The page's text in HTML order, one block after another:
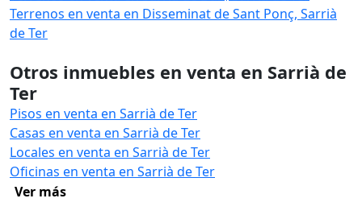
Terrenos en venta en Disseminat de Sant Ponç, Sarrià
de Ter
Otros inmuebles en venta en Sarrià de
Ter
Pisos en venta en Sarrià de Ter
Casas en venta en Sarrià de Ter
Locales en venta en Sarrià de Ter
Oficinas en venta en Sarrià de Ter
Ver más